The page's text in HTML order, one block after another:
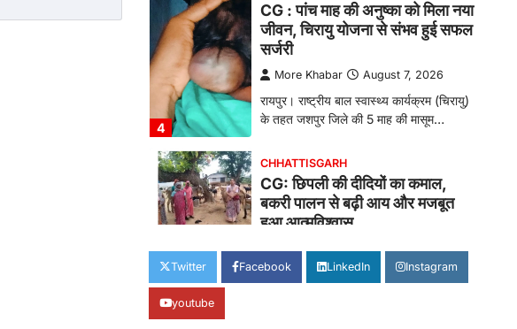
4
CG : पांच माह की अनुष्का को मिला नया
जीवन, चिरायु योजना से संभव हुई सफल
सर्जरी
More Khabar August 7, 2026
रायपुर। राष्ट्रीय बाल स्वास्थ्य कार्यक्रम (चिरायु)
के तहत जशपुर जिले की 5 माह की मासूम…
1
CHHATTISGARH
CG: छिपली की दीदियों का कमाल,
बकरी पालन से बढ़ी आय और मजबूत
हुआ आत्मविश्वास
More Khabar August 7, 2026
रायपुर। ग्रामीण महिलाओं को आर्थिक रूप से
Twitter Facebook LinkedIn Instagram
youtube